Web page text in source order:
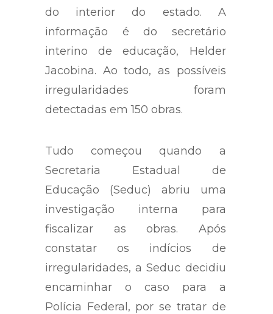
do interior do estado. A
informação é do secretário
interino de educação, Helder
Jacobina. Ao todo, as possíveis
irregularidades foram
detectadas em 150 obras.
Tudo começou quando a
Secretaria Estadual de
Educação (Seduc) abriu uma
investigação interna para
fiscalizar as obras. Após
constatar os indícios de
irregularidades, a Seduc decidiu
encaminhar o caso para a
Polícia Federal, por se tratar de